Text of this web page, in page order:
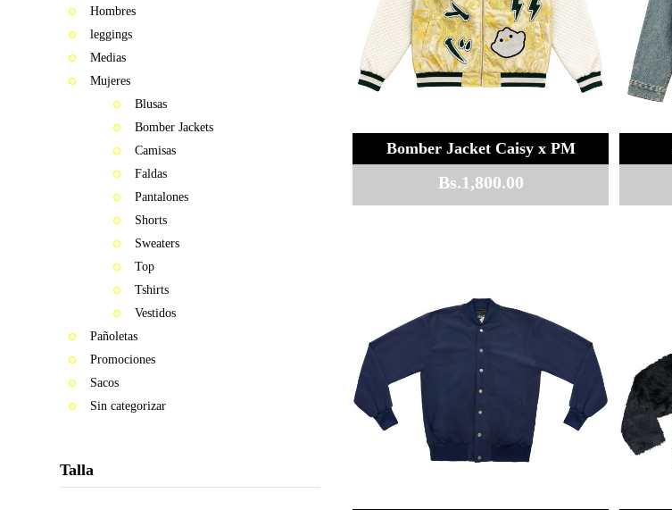
Bomber Jacket Caisy x PM
Bs.1,800.00
Hombres
leggings
Medias
Mujeres
Blusas
Bomber Jackets
Camisas
Faldas
Pantalones
Shorts
Sweaters
Top
Tshirts
Vestidos
Pañoletas
Promociones
Sacos
Sin categorizar
Talla
ASUSTA
DE
MI